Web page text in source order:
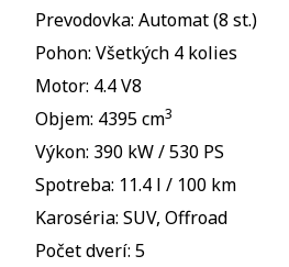
Prevodovka: Automat (8 st.)
Pohon: Všetkých 4 kolies
Motor: 4.4 V8
Objem: 4395 cm3
Výkon: 390 kW / 530 PS
Spotreba: 11.4 l / 100 km
Karoséria: SUV, Offroad
Počet dverí: 5